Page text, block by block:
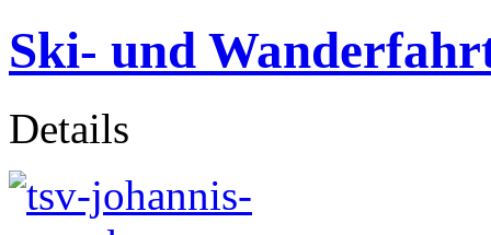
Ski- und
Details